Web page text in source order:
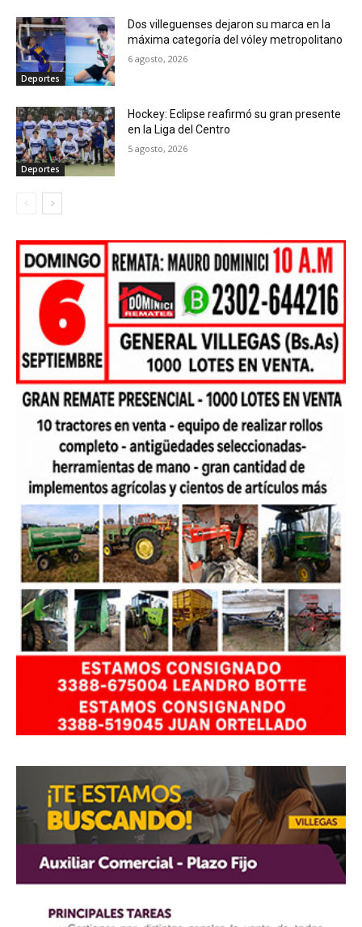
Deportes
Dos villeguenses dejaron su marca en la
máxima categoría del vóley metropolitano
6 agosto, 2026
Deportes
Hockey: Eclipse reafirmó su gran presente
en la Liga del Centro
5 agosto, 2026